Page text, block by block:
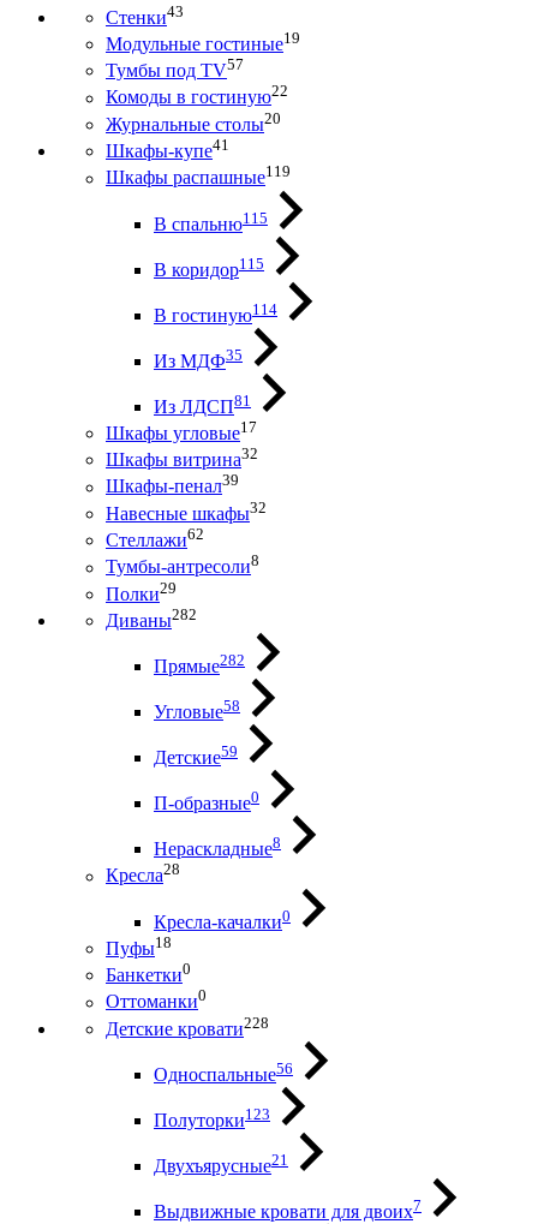
Стенки43
Модульные гостиные19
Тумбы под ТV57
Комоды в гостиную22
Журнальные столы20
Шкафы-купе41
Шкафы распашные119
В спальню115
В коридор115
В гостиную114
Из МДФ35
Из ЛДСП81
Шкафы угловые17
Шкафы витрина32
Шкафы-пенал39
Навесные шкафы32
Стеллажи62
Тумбы-антресоли8
Полки29
Диваны282
Прямые282
Угловые58
Детские59
П-образные0
Нераскладные8
Кресла28
Кресла-качалки0
Пуфы18
Банкетки0
Оттоманки0
Детские кровати228
Односпальные56
Полуторки123
Двухъярусные21
Выдвижные кровати для двоих7